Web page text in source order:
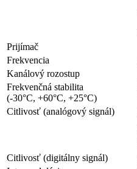
Prijímač
Frekvencia
Kanálový rozostup
Frekvenčná stabilita
(-30°C, +60°C, +25°C)
Citlivosť (analógový signál)
Citlivosť (digitálny signál)